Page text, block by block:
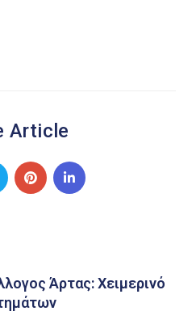
Article
Άρτας: Χειμερινό